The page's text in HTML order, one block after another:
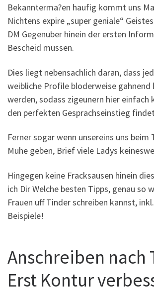
Bekannterma?en haufig kommt uns
Nichtens expire „super geniale“
DM Gegenuber hinein der ersten
Bescheid mussen.
Dies liegt nebensachlich daran, dass
weibliche Profile bloderweise gahnend
werden, sodass zigeunern hier einfach
den perfekten Gesprachseinstieg
Ferner sogar wenn unsereins uns beim
Muhe geben, Brief viele Ladys
Hingegen keine Fracksausen hinein
ich Dir Welche besten Tipps, genau so
Frauen uff Tinder schreiben kannst,
Beispiele!
Anschreiben nach
Erst Kontur